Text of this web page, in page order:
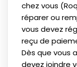
chez vous
réparer ou
vous devez
reçu de
Dès que vous
devez joindre